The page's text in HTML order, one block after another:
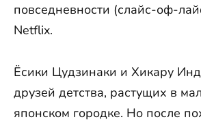
повседневности (слайс-оф-
Netflix.
Ёсики Цудзинаки и Хикару
друзей детства, растущих в
японском городке. Но после